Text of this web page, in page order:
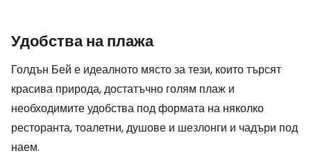
Удобства на плажа
Голдън Бей е идеалното място за тези, които търсят
красива природа, достатъчно голям плаж и
необходимите удобства под формата на няколко
ресторанта, тоалетни, душове и шезлонги и чадъри под
наем.